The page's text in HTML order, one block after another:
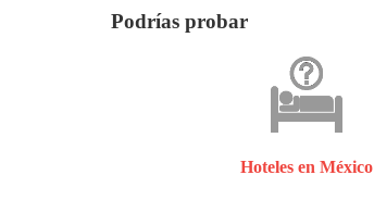
Podrías probar
Hoteles en México